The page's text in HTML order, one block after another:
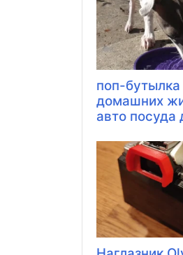
поп-бутылка
домашних
авто посуда